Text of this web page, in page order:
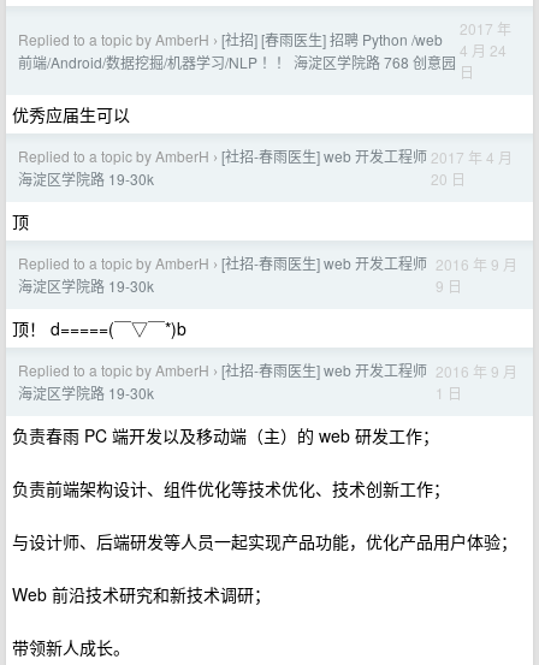
Replied to a topic by AmberH › [社招] [春雨医生] 招聘 Python /web
前端/Android/数据挖掘/机器学习/NLP ！！ 海淀区学院路 768 创意园
2017 年
4 月 24
日
优秀应届生可以
Replied to a topic by AmberH › [社招-春雨医生] web 开发工程师
海淀区学院路 19-30k
2017 年 4 月
20 日
顶
Replied to a topic by AmberH › [社招-春雨医生] web 开发工程师
海淀区学院路 19-30k
2016 年 9 月
9 日
顶！ d=====(￣▽￣*)b
Replied to a topic by AmberH › [社招-春雨医生] web 开发工程师
海淀区学院路 19-30k
2016 年 9 月
1 日
负责春雨 PC 端开发以及移动端（主）的 web 研发工作；
负责前端架构设计、组件优化等技术优化、技术创新工作；
与设计师、后端研发等人员一起实现产品功能，优化产品用户体验；
Web 前沿技术研究和新技术调研；
带领新人成长。